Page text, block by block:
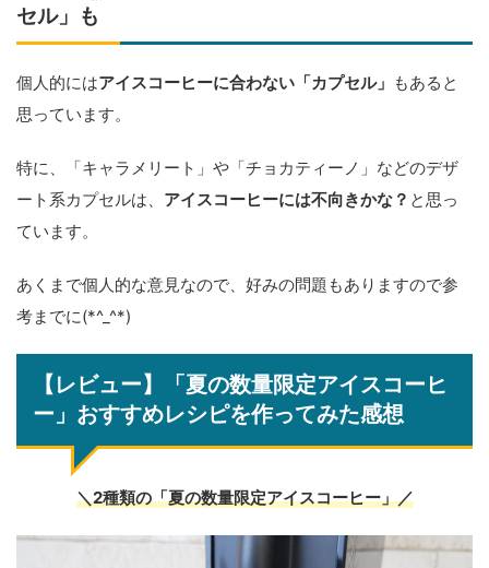
セル」も
個人的にはアイスコーヒーに合わない「カプセル」 もあると
思っています。
特に、「キャラメリート」や「チョカティーノ」などのデザ
ート系カプセルは、 アイスコーヒーには不向きかな？ と思っ
ています。
あくまで個人的な意見なので、好みの問題もありますので参
考までに(*^_^*)
【レビュー】「夏の数量限定アイスコーヒ
ー」おすすめレシピを作ってみた感想
＼2種類の「夏の数量限定アイスコーヒー」／